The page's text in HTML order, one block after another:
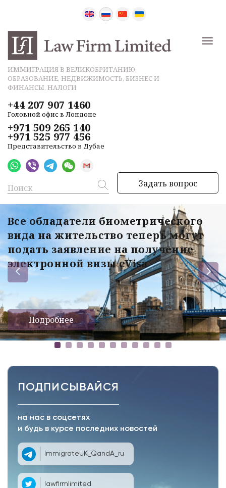
ИММИГРАЦИЯ В ВЕЛИКОБРИТАНИЮ,
ОБРАЗОВАНИЕ, НЕДВИЖИМОСТЬ, БИЗНЕС И
ФИНАНСЫ, НАЛОГИ
+44 207 907 1460
Головной офис в Лондоне
+971 509 265 140
+971 525 977 456
Представительство в Дубае
Задать вопрос
Все обладатели биометрического
вида на жительство теперь могут
подать заявление на получение
электронной визы eVisa
Подробнее
ПОДПИСЫВАЙСЯ
на нас в соцсетях
и будь в курсе последних новостей
ImmigrateUK_QandA_ru
lawfirmlimited